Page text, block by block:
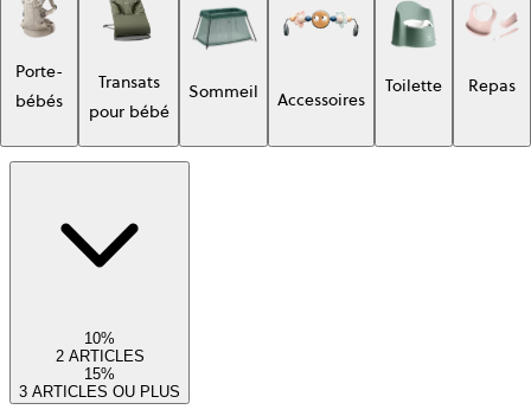
Porte-
bébés
Transats
pour bébé
Sommeil Accessoires
Toilette Repas
Hide
bundle
items
10%
2 ARTICLES
15%
3 ARTICLES OU PLUS